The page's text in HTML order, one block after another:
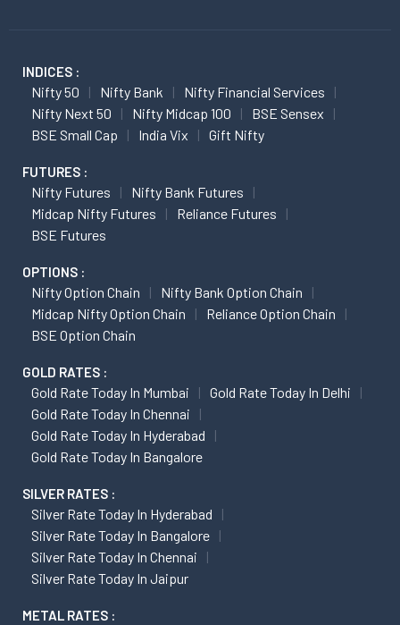
INDICES :
Nifty 50 Nifty Bank
Nifty Financial Services
Nifty Next 50
Nifty Midcap 100
BSE Sensex
BSE Small Cap
India Vix Gift Nifty
FUTURES :
Nifty Futures
Nifty Bank Futures
Midcap Nifty Futures
Reliance Futures
BSE Futures
OPTIONS :
Nifty Option Chain
Nifty Bank Option Chain
Midcap Nifty Option Chain
Reliance Option Chain
BSE Option Chain
GOLD RATES :
Gold Rate Today In Mumbai
Gold Rate Today In Delhi
Gold Rate Today In Chennai
Gold Rate Today In Hyderabad
Gold Rate Today In Bangalore
SILVER RATES :
Silver Rate Today In Hyderabad
Silver Rate Today In Bangalore
Silver Rate Today In Chennai
Silver Rate Today In Jaipur
METAL RATES :